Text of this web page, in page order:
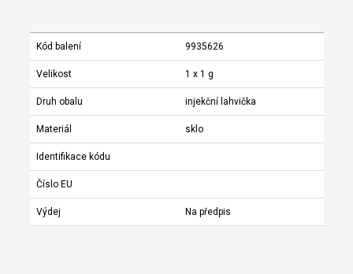
Kód balení 9935626
Velikost 1 x 1 g
Druh obalu injekční lahvička
Materiál sklo
Identifikace kódu
Číslo EU
Výdej Na předpis